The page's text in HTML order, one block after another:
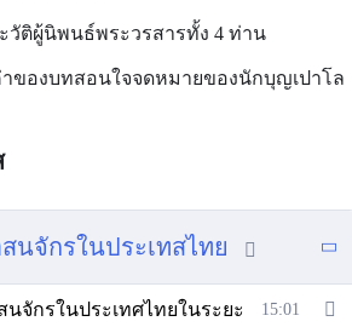
วัติผู้นิพนธ์พระวรสารทั้ง 4 ท่าน
ของบทสอนใจจดหมายของนักบุญเปาโล
นจักรในประเทสไทย
จักรในประเทศไทยในระยะ
15:01